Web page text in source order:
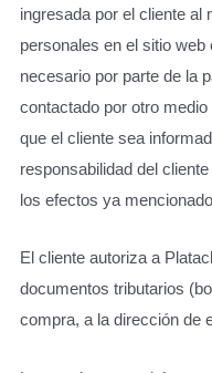
ingresada por el cliente al
personales en el sitio
necesario por parte de la
contactado por otro
que el cliente sea
responsabilidad del
los efectos ya
El cliente autoriza a
documentos tributarios
compra, a la dirección de